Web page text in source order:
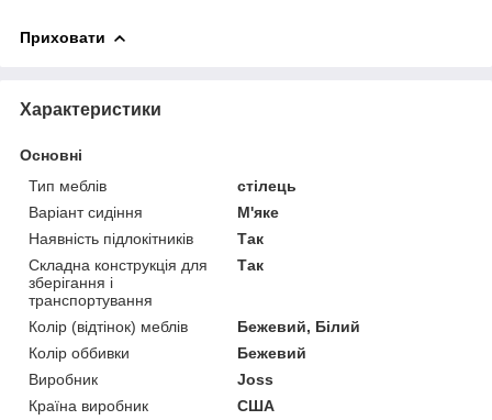
Приховати
Характеристики
Основні
Тип меблів
стілець
Варіант сидіння
М'яке
Наявність підлокітників
Так
Складна конструкція для
зберігання і
транспортування
Так
Колір (відтінок) меблів
Бежевий, Білий
Колір оббивки
Бежевий
Виробник
Joss
Країна виробник
США